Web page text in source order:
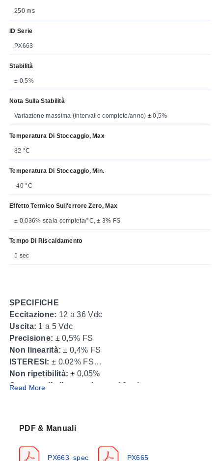
250 ms
ID Serie
PX663
Stabilità
± 0,5%
Nota Sulla Stabilità
Variazione massima (intervallo completo/anno) ± 0,5%
Temperatura Di Stoccaggio, Max
82 °C
Temperatura Di Stoccaggio, Min.
-40 °C
Effetto Termico Sull'errore Zero, Max
± 0,036% scala completa/°C, ± 3% FS
Tempo Di Riscaldamento
5 sec
SPECIFICHE
Eccitazione: 12 a 36 Vdc
Uscita: 1 a 5 Vdc
Precisione: ± 0,5% FS
Non linearità: ± 0,4% FS
ISTERESI: ± 0,02% FS
Non ripetibilità: ± 0,05%
Corrente di alimentazione:
<10 mA
Tempo di risposta:
Temperatura di stoccaggio:
Temperatura di esercizio:-28 a 82°C (-20 a 180°F)
Read More
PDF & Manuali
PX663_spec PX665